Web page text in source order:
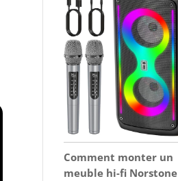
Comment monter un
meuble hi-fi Norstone